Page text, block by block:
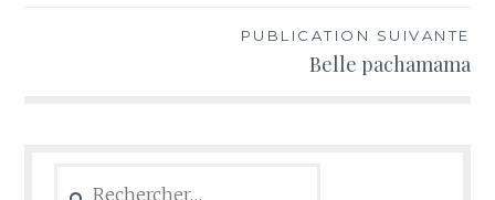
PUBLICATION SUIVANTE
Belle pachamama